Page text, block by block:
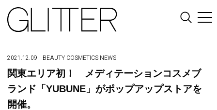
2021.12.09 BEAUTY COSMETICS NEWS
関東エリア初！ メディテーションコスメブ
ランド「YUBUNE」がポップアップストアを
開催。